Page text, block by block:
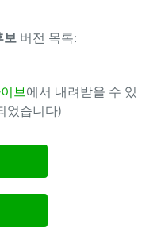
보 버전 목록:
브 에서 내려받을 수 있
었습니다)